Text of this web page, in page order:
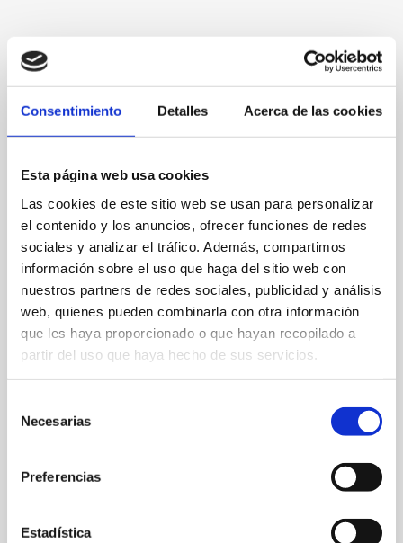
Consentimiento Detalles Acerca de las cookies
Esta página web usa cookies
Las cookies de este sitio web se usan para personalizar
el contenido y los anuncios, ofrecer funciones de redes
sociales y analizar el tráfico. Además, compartimos
información sobre el uso que haga del sitio web con
nuestros partners de redes sociales, publicidad y análisis
web, quienes pueden combinarla con otra información
que les haya proporcionado o que hayan recopilado a
partir del uso que haya hecho de sus servicios.
Necesarias
Preferencias
Estadística
FAVORITS
Dársena de Babor Edif. D, Local 7
966425007
reservas@aguademardenia.com
Web
Capacitat:60